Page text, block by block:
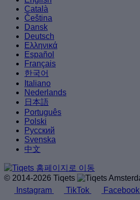
Català
Čeština
Dansk
Deutsch
Ελληνικά
Español
Français
한국어
Italiano
Nederlands
日本語
Português
Polski
Русский
Svenska
中文
© 2014-2026 Tiqets
Instagram
TikTok Facebook